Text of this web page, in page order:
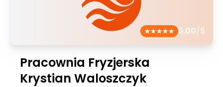
5.00/5
Pracownia Fryzjerska
Krystian Waloszczyk